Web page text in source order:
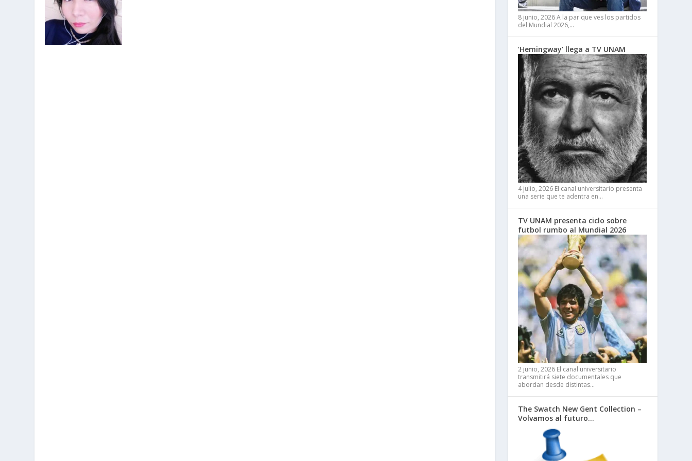
8 junio, 2026A la par que ves los partidos
del Mundial 2026,…
‘Hemingway’ llega a TV UNAM
4 julio, 2026 El canal universitario presenta
una serie que te adentra en…
TV UNAM presenta ciclo sobre
futbol rumbo al Mundial 2026
2 junio, 2026 El canal universitario
transmitirá siete documentales que
abordan desde distintas…
The Swatch New Gent Collection –
Volvamos al futuro…